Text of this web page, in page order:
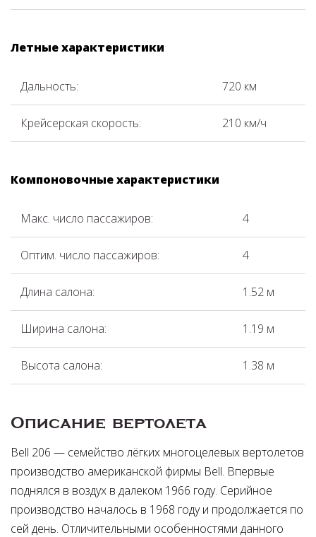
Летные характеристики
Дальность: 720 км
Крейсерская скорость: 210 км/ч
Компоновочные характеристики
Макс. число пассажиров: 4
Оптим. число пассажиров: 4
Длина салона: 1.52 м
Ширина салона: 1.19 м
Высота салона: 1.38 м
Описание вертолета
Bell 206 — семейство лёгких многоцелевых вертолетов
производство американской фирмы Bell. Впервые
поднялся в воздух в далеком 1966 году. Серийное
производство началось в 1968 году и продолжается по
сей день. Отличительными особенностями данного